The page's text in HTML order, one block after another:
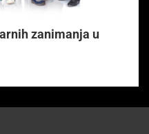
zanimanja u